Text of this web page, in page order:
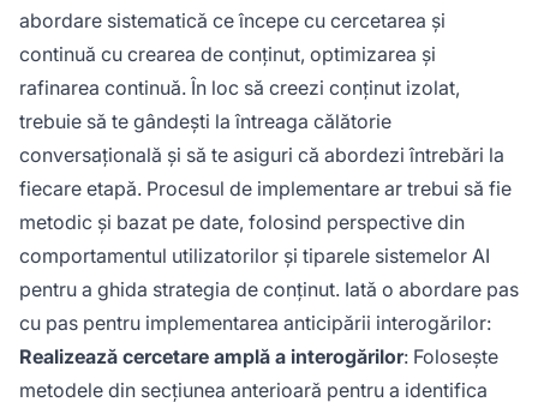
abordare sistematică ce începe cu cercetarea și
continuă cu crearea de conținut, optimizarea și
rafinarea continuă. În loc să creezi conținut izolat,
trebuie să te gândești la întreaga călătorie
conversațională și să te asiguri că abordezi întrebări la
fiecare etapă. Procesul de implementare ar trebui să fie
metodic și bazat pe date, folosind perspective din
comportamentul utilizatorilor și tiparele sistemelor AI
pentru a ghida strategia de conținut. Iată o abordare pas
cu pas pentru implementarea anticipării interogărilor:
Realizează cercetare amplă a interogărilor: Folosește
metodele din secțiunea anterioară pentru a identifica